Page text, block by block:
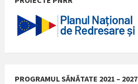
PROGRAMUL SĂNĂTATE 2021 – 2027